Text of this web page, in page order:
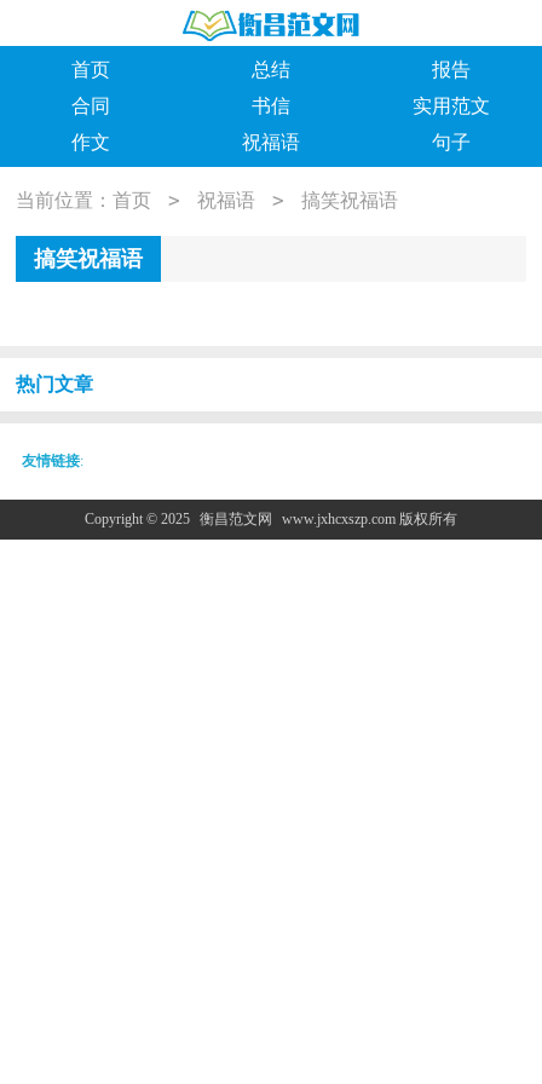
首页 总结
报告
合同
书信
实用范文
作文
祝福语 句子
当前位置：首页 > 祝福语 > 搞笑祝福语
搞笑祝福语
热门文章
友情链接:
Copyright © 2025 衡昌范文网 www.jxhcxszp.com 版权所有